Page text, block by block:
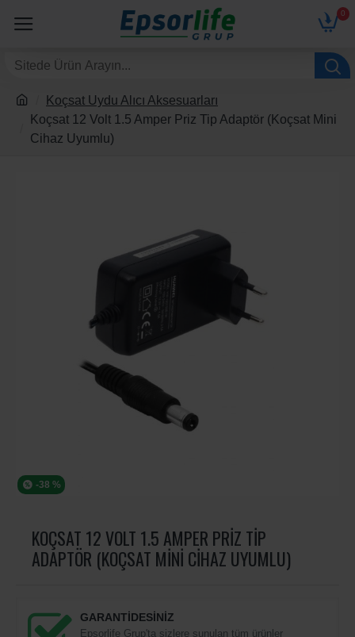
0
Koçsat Uydu Alıcı Aksesuarları
Koçsat 12 Volt 1.5 Amper Priz Tip Adaptör (Koçsat Mini
Cihaz Uyumlu)
-38 %
KOÇSAT 12 VOLT 1.5 AMPER PRIZ TIP
ADAPTÖR (KOÇSAT MINI CIHAZ UYUMLU)
GARANTİDESİNİZ
Epsorlife Grup'ta sizlere sunulan tüm ürünler